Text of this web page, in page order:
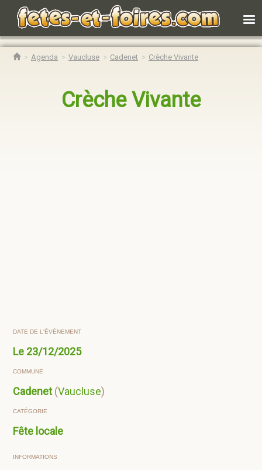
Agenda Vaucluse Cadenet Crèche Vivante
Crèche Vivante
DATE DE L'ÉVÈNEMENT
Le 23/12/2025
COMMUNE
Cadenet(Vaucluse)
CATÉGORIE
Fête locale
INFORMATIONS